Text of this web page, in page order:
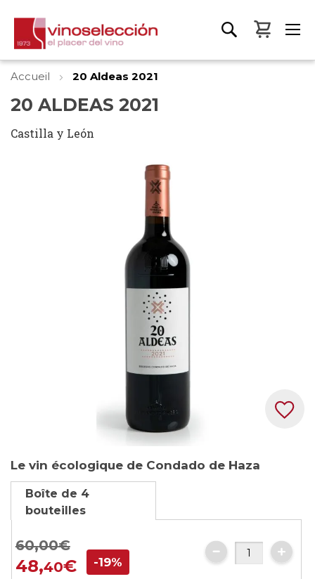
Mon
Accueil 20 Aldeas 2021
20 ALDEAS 2021
Castilla y León
to
the
beginning
of
the
images
gallery
Le vin écologique de Condado de Haza
Boîte de 4
bouteilles
60,00€
48,40€ -19%